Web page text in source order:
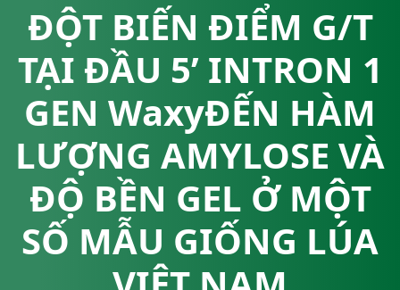
ĐỘT BIẾN ĐIỂM G/T
TẠI ĐẦU 5’ INTRON 1
GEN WaxyĐẾN HÀM
LƯỢNG AMYLOSE VÀ
ĐỘ BỀN GEL Ở MỘT
SỐ MẪU GIỐNG LÚA